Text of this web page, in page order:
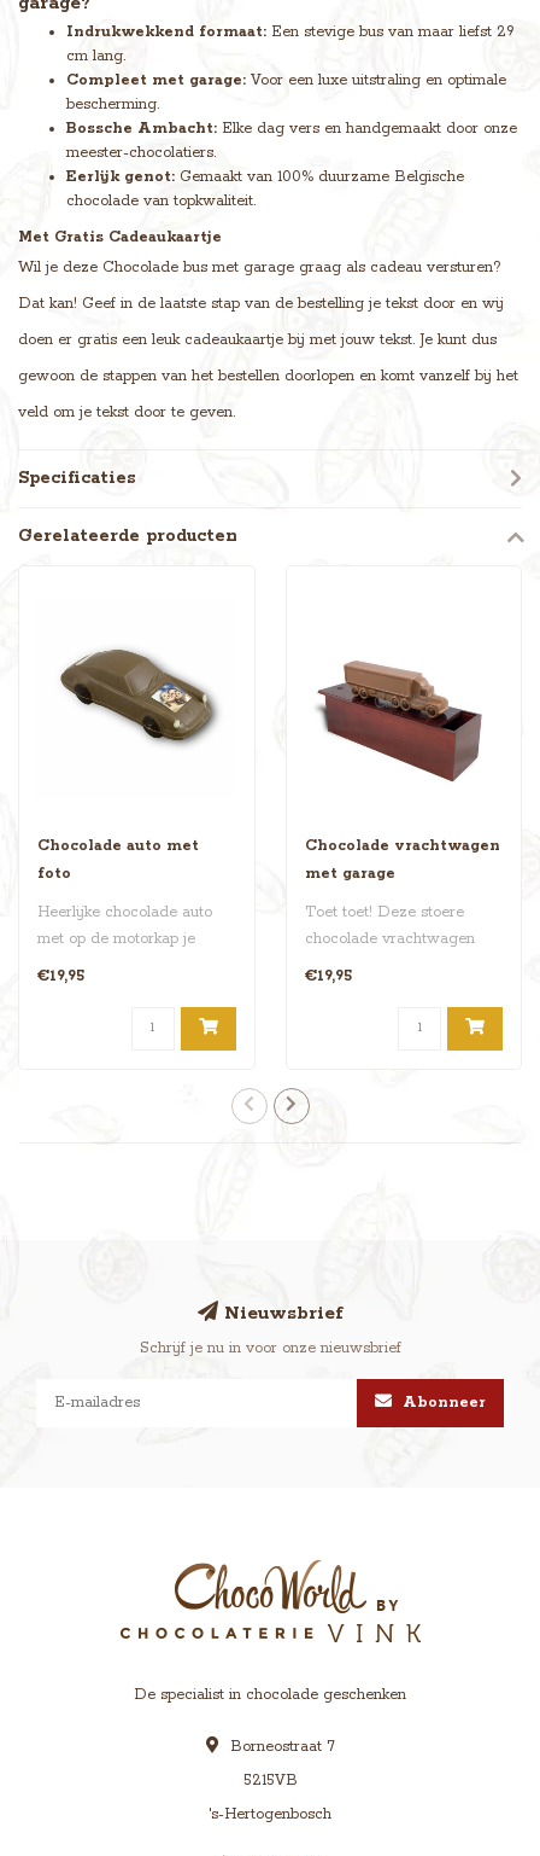
Indrukwekkend formaat: Een stevige bus van maar liefst 29
cm lang.
Compleet met garage: Voor een luxe uitstraling en optimale
bescherming.
Bossche Ambacht: Elke dag vers en handgemaakt door onze
meester-chocolatiers.
Eerlijk genot: Gemaakt van 100% duurzame Belgische
chocolade van topkwaliteit.
Met Gratis Cadeaukaartje
Wil je deze Chocolade bus met garage graag als cadeau versturen?
Dat kan! Geef in de laatste stap van de bestelling je tekst door en wij
doen er gratis een leuk cadeaukaartje bij met jouw tekst. Je kunt dus
gewoon de stappen van het bestellen doorlopen en komt vanzelf bij het
veld om je tekst door te geven.
Specificaties
Gerelateerde producten
Chocolade auto met
foto
Heerlijke chocolade auto
met op de motorkap je
€19,95
Chocolade vrachtwagen
met garage
Toet toet! Deze stoere
chocolade vrachtwagen
€19,95
Nieuwsbrief
Schrijf je nu in voor onze nieuwsbrief
Abonneer
De specialist in chocolade geschenken
Borneostraat 7
5215VB
's-Hertogenbosch